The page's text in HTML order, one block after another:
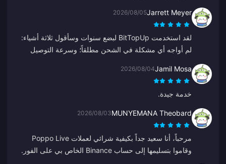
Jarrett Meyer
2026/08/05
لقد استخدمت BitTopUp لبضع سنوات وسأقول ثلاثة أشياء:
لم أواجه أي مشكلة في الشحن مطلقاً؛ وسرعة التوصيل
وتكون جاهزاً. إنه يسهل الحياة.
Jamil Mosa
2026/08/04
خدمة جيدة.
MUNYEMANA Theobard
2026/08/03
مرحباً، أنا سعيد جداً بكيفية شرائي لعملات Poppo Live
وقاموا بتسليمها إلى حساب Binance الخاص بي على الفور.